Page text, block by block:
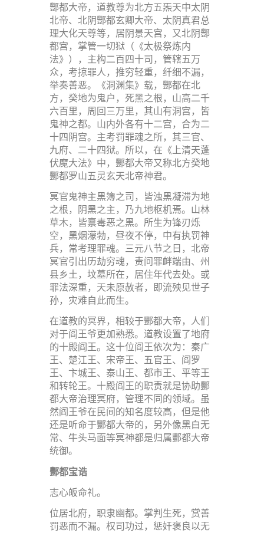
酆都大帝，道教尊为北方五炁天中太阴
北帝、北阴酆都玄卿大帝、太阴真君总
理大化天尊等，居阴景天宫，又北阴酆
都宫，掌管一切狱（《太极祭炼内
法》），主构二百四十司，管辖五万
众，考掠罪人，推穷轻重，纤细不漏，
举奏善恶。《洞渊集》载，酆都在北
方，癸地为鬼户，死黑之根，山高二千
六百里，周回三万里，其山有洞宫，皆
鬼神之都。山内外各有十二宫，合为二
十四阴宫。主考罚罪魂之所，其三官、
九府、二十四狱。所以，在《上清天蓬
伏魔大法》中，酆都大帝又称北方癸地
酆都罗山五灵玄天北帝神君。
冥官鬼神主黑簿之司，皆浊黑凝滞为地
之根，阴黑之主，乃九地枢机焉。山林
草木，皆禀毒恶之黑。所生为锋刃烁
空，黑烟濛勃，昼夜不停，中有执罚神
兵，常考理罪魂。三元八节之日，北帝
冥官引出历劫穷魂，责问罪衅端由、州
县乡土，坟墓所在，居住年代去处。或
罪法深重，天未原赦者，即流殃见世子
孙，灾难自此而生。
在道教的冥界，相较于酆都大帝，人们
对于阎王爷更加熟悉。道教设置了地府
的十殿阎王。这十位阎王依次为：秦广
王、楚江王、宋帝王、五官王、阎罗
王、卞城王、泰山王、都市王、平等王
和转轮王。十殿阎王的职责就是协助酆
都大帝治理冥府，管理不同的领域。虽
然阎王爷在民间的知名度较高，但是他
还是听命于酆都大帝的，另外像黑白无
常、牛头马面等冥神都是归属酆都大帝
统御。
酆都宝诰
志心皈命礼。
位居北府，职隶幽都。掌判生死，赏善
罚恶而不漏。权司功过，惩奸褒良以无